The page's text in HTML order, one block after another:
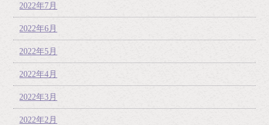
2022年7月
2022年6月
2022年5月
2022年4月
2022年3月
2022年2月